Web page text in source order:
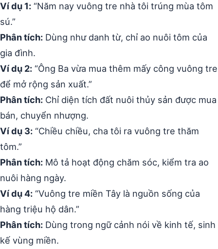
Ví dụ 1: “Năm nay vuông tre nhà tôi trúng mùa tôm
sú.”
Phân tích: Dùng như danh từ, chỉ ao nuôi tôm của
gia đình.
Ví dụ 2: “Ông Ba vừa mua thêm mấy công vuông tre
để mở rộng sản xuất.”
Phân tích: Chỉ diện tích đất nuôi thủy sản được mua
bán, chuyển nhượng.
Ví dụ 3: “Chiều chiều, cha tôi ra vuông tre thăm
tôm.”
Phân tích: Mô tả hoạt động chăm sóc, kiểm tra ao
nuôi hàng ngày.
Ví dụ 4: “Vuông tre miền Tây là nguồn sống của
hàng triệu hộ dân.”
Phân tích: Dùng trong ngữ cảnh nói về kinh tế, sinh
kế vùng miền.